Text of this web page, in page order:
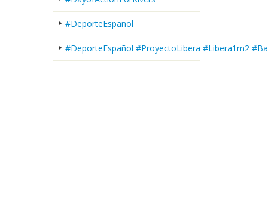
#DeporteEspañol
#DeporteEspañol #ProyectoLibera #Libera1m2